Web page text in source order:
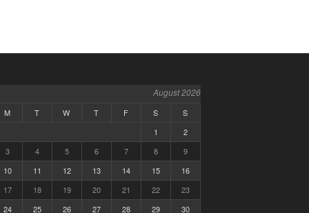
August 2026
M T W T F S
S
1
2
3
4 5 6 7 8
9
10
11 12 13 14 15
16
17
18 19 20 21 22
23
24
25 26 27 28 29 30